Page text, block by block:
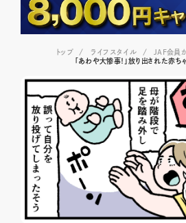
トップ ライフスタイル
JAF会員
「あわや大惨事！」放り出された赤